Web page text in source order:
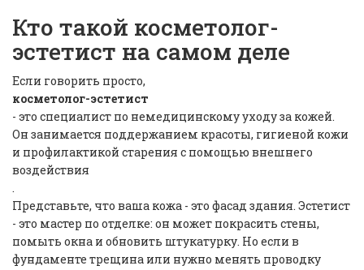
Кто такой косметолог-
эстетист на самом деле
Если говорить просто,
косметолог-эстетист
- это специалист по немедицинскому уходу за кожей.
Он занимается поддержанием красоты, гигиеной кожи
и профилактикой старения с помощью внешнего
воздействия
.
Представьте, что ваша кожа - это фасад здания. Эстетист
- это мастер по отделке: он может покрасить стены,
помыть окна и обновить штукатурку. Но если в
фундаменте трещина или нужно менять проводку